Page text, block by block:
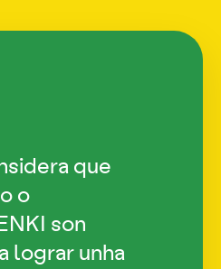
que
o
son
lograr unha